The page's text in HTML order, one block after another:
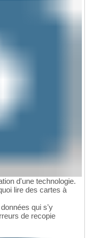
d'une technologie.
lire des cartes à
qui s'y
de recopie